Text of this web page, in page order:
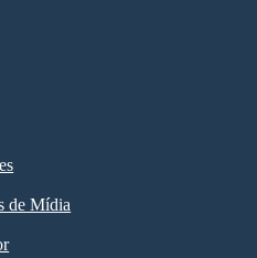
de Mídia